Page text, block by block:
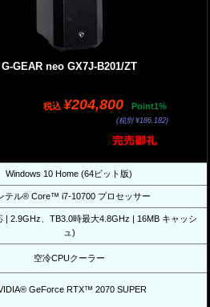
G-GEAR neo GX7J-B201/ZT
税込 ¥204,800 Point1%
(税別 ¥186,182)
Windows 10 Home (64ビット版)
テル® Core™ i7-10700 プロセッサー
| 2.9GHz、TB3.0時最大4.8GHz | 16MB キャッシ
ュ)
空冷CPUクーラー
GeForce RTX™ 2070 SUPER